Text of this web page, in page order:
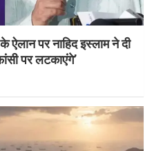
ऐलान पर नाहिद इस्लाम ने दी
पर लटकाएंगे’